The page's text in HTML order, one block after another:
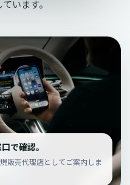
います。
で確認。
販売代理店としてご案内しま